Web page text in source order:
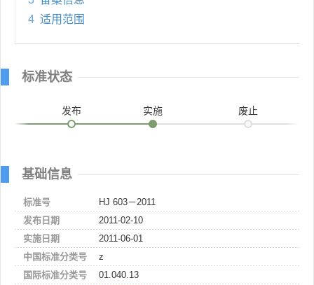
4 适用范围
标准状态
发布 实施 废止
基础信息
标准号
HJ 603－2011
发布日期
2011-02-10
实施日期
2011-06-01
中国标准分类号
z
国际标准分类号
01.040.13